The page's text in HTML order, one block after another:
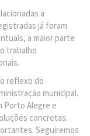
a
já foram
a maior parte
trabalho
reflexo do
municipal.
Porto Alegre e
concretas.
Seguiremos